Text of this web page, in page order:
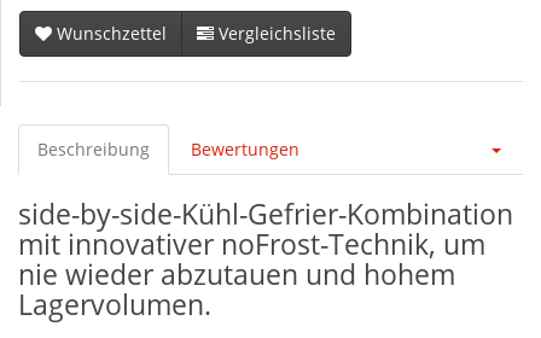
Wunschzettel Vergleichsliste
Beschreibung Bewertungen
side-by-side-Kühl-Gefrier-Kombination
mit innovativer noFrost-Technik, um
nie wieder abzutauen und hohem
Lagervolumen.